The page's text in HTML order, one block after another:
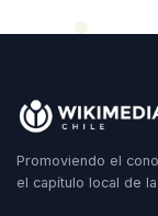
Promoviendo el
el capítulo local de